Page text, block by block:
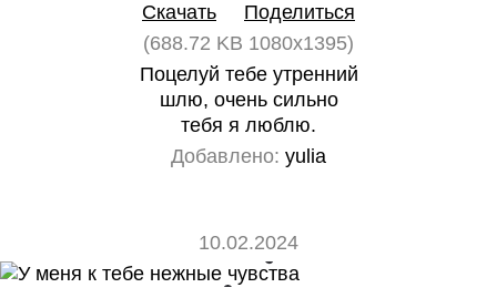
Скачать
Поделиться
(688.72 KB 1080x1395)
Поцелуй тебе утренний
шлю, очень сильно
тебя я люблю.
Добавлено: yulia
10.02.2024